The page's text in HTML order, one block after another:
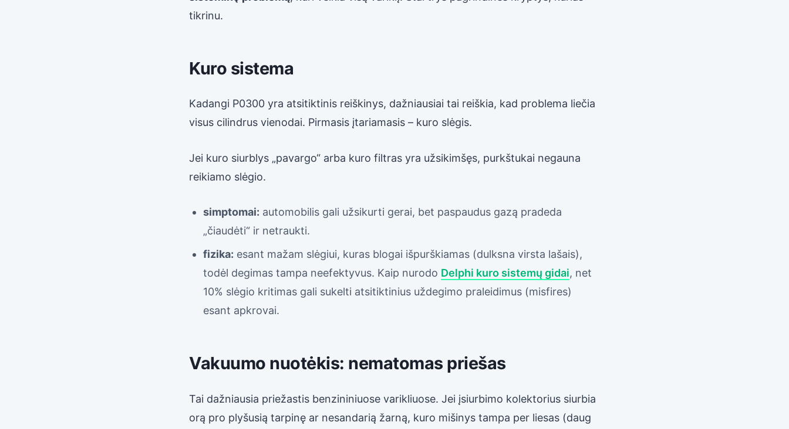
tikrinu.
Kuro sistema
Kadangi P0300 yra atsitiktinis reiškinys, dažniausiai tai reiškia, kad problema liečia
visus cilindrus vienodai. Pirmasis įtariamasis – kuro slėgis.
Jei kuro siurblys „pavargo“ arba kuro filtras yra užsikimšęs, purkštukai negauna
reikiamo slėgio.
simptomai: automobilis gali užsikurti gerai, bet paspaudus gazą pradeda
„čiaudėti“ ir netraukti.
fizika: esant mažam slėgiui, kuras blogai išpurškiamas (dulksna virsta lašais),
todėl degimas tampa neefektyvus. Kaip nurodo Delphi kuro sistemų gidai, net
10% slėgio kritimas gali sukelti atsitiktinius uždegimo praleidimus (misfires)
esant apkrovai.
Vakuumo nuotėkis: nematomas priešas
Tai dažniausia priežastis benzininiuose varikliuose. Jei įsiurbimo kolektorius siurbia
orą pro plyšusią tarpinę ar nesandarią žarną, kuro mišinys tampa per liesas (daug